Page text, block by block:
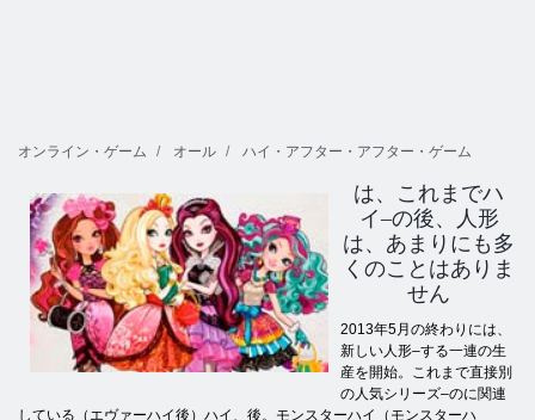
オンライン・ゲーム オール ハイ・アフター・アフター・ゲーム
は、 これまでハ
イ–の後、人形
は、あまりにも多
くのことはありま
せん
2013年5月の終わりには、
新しい人形–する一連の生
産を開始。これまで直接別
の人気シリーズ–のに関連
している（エヴァーハイ後）ハイ、後。モンスターハイ（モンスターハ